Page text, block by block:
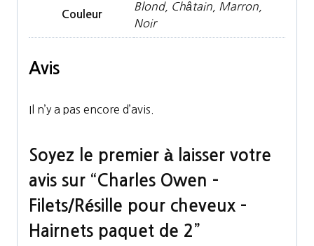
Couleur
Blond, Châtain, Marron,
Noir
Avis
Il n’y a pas encore d’avis.
Soyez le premier à laisser votre
avis sur “Charles Owen –
Filets/Résille pour cheveux –
Hairnets paquet de 2”